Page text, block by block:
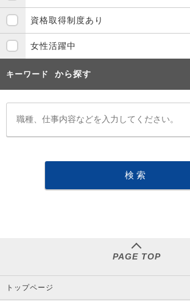
資格取得制度あり
女性活躍中
キーワード から探す
PAGE TOP
トップページ